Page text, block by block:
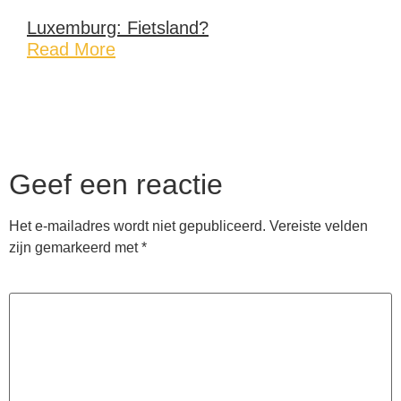
Luxemburg: Fietsland?
Read More
Geef een reactie
Het e-mailadres wordt niet gepubliceerd. Vereiste velden
zijn gemarkeerd met*